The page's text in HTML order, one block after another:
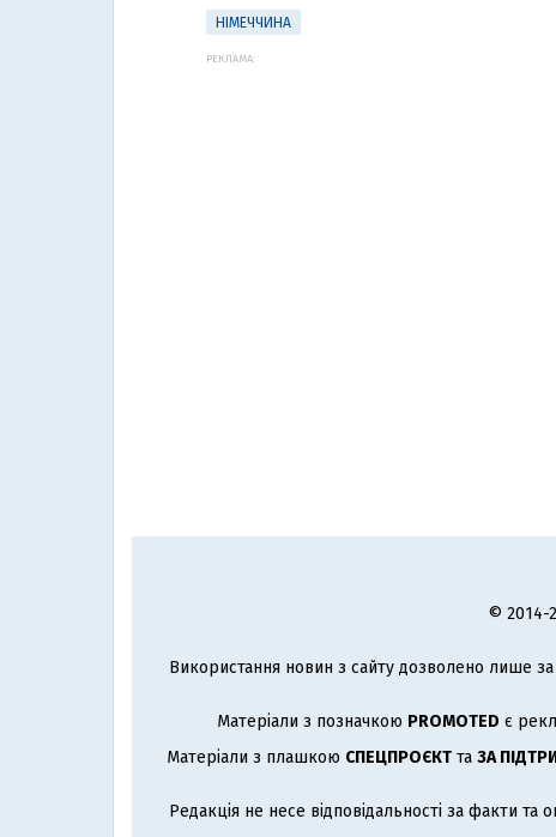
НІМЕЧЧИНА
РЕКЛАМА:
© 2014-
Використання новин з сайту дозволено лише
Матеріали з позначкою PROMOTED є
Матеріали з плашкою СПЕЦПРОЄКТта ЗА
Редакція не несе відповідальності за факти та